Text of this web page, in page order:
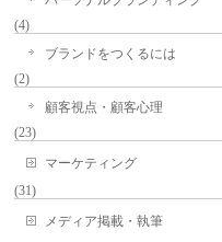
(4)
ブランドをつくるには
(2)
顧客視点・顧客心理
(23)
マーケティング
(31)
メディア掲載・執筆